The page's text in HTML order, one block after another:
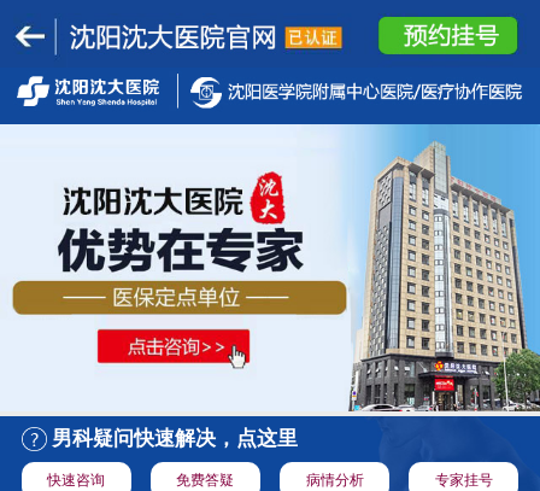
男科疑问快速解决，点这里
快速咨询 免费答疑 病情分析 专家挂号